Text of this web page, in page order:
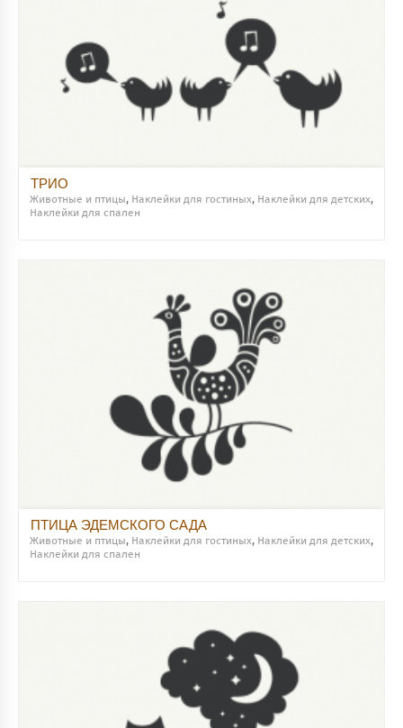
ТРИО
Животные и птицы, Наклейки для гостиных, Наклейки для детских,
Наклейки для спален
ПТИЦА ЭДЕМСКОГО САДА
Животные и птицы, Наклейки для гостиных, Наклейки для детских,
Наклейки для спален